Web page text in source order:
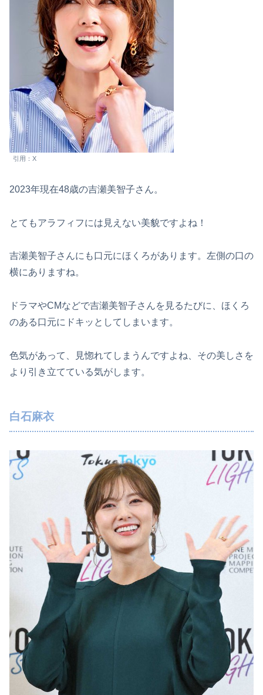
引用：X
2023年現在48歳の吉瀬美智子さん。
とてもアラフィフには見えない美貌ですよね！
吉瀬美智子さんにも口元にほくろがあります。左側の口の
横にありますね。
ドラマやCМなどで吉瀬美智子さんを見るたびに、ほくろ
のある口元にドキッとしてしまいます。
色気があって、見惚れてしまうんですよね、その美しさを
より引き立てている気がします。
白石麻衣